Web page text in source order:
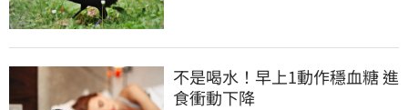
不是喝水！早上1動作穩血糖 進
食衝動下降